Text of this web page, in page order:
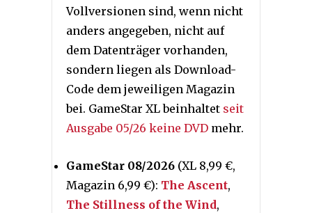
Vollversionen sind, wenn nicht
anders angegeben, nicht auf
dem Datenträger vorhanden,
sondern liegen als Download-
Code dem jeweiligen Magazin
bei. GameStar XL beinhaltet seit
Ausgabe 05/26 keine DVD mehr.
GameStar 08/2026 (XL 8,99 €,
Magazin 6,99 €): The Ascent,
The Stillness of the Wind,